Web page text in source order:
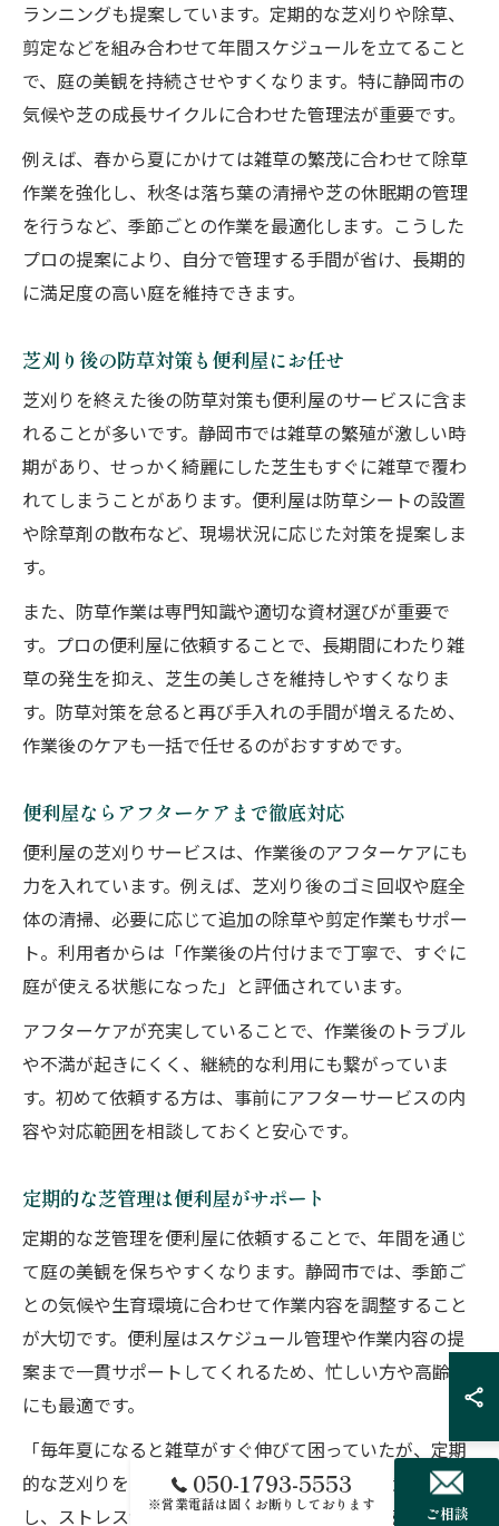
ランニングも提案しています。定期的な芝刈りや除草、
剪定などを組み合わせて年間スケジュールを立てること
で、庭の美観を持続させやすくなります。特に静岡市の
気候や芝の成長サイクルに合わせた管理法が重要です。
例えば、春から夏にかけては雑草の繁茂に合わせて除草
作業を強化し、秋冬は落ち葉の清掃や芝の休眠期の管理
を行うなど、季節ごとの作業を最適化します。こうした
プロの提案により、自分で管理する手間が省け、長期的
に満足度の高い庭を維持できます。
芝刈り後の防草対策も便利屋にお任せ
芝刈りを終えた後の防草対策も便利屋のサービスに含ま
れることが多いです。静岡市では雑草の繁殖が激しい時
期があり、せっかく綺麗にした芝生もすぐに雑草で覆わ
れてしまうことがあります。便利屋は防草シートの設置
や除草剤の散布など、現場状況に応じた対策を提案しま
す。
また、防草作業は専門知識や適切な資材選びが重要で
す。プロの便利屋に依頼することで、長期間にわたり雑
草の発生を抑え、芝生の美しさを維持しやすくなりま
す。防草対策を怠ると再び手入れの手間が増えるため、
作業後のケアも一括で任せるのがおすすめです。
便利屋ならアフターケアまで徹底対応
便利屋の芝刈りサービスは、作業後のアフターケアにも
力を入れています。例えば、芝刈り後のゴミ回収や庭全
体の清掃、必要に応じて追加の除草や剪定作業もサポー
ト。利用者からは「作業後の片付けまで丁寧で、すぐに
庭が使える状態になった」と評価されています。
アフターケアが充実していることで、作業後のトラブル
や不満が起きにくく、継続的な利用にも繋がっていま
す。初めて依頼する方は、事前にアフターサービスの内
容や対応範囲を相談しておくと安心です。
定期的な芝管理は便利屋がサポート
定期的な芝管理を便利屋に依頼することで、年間を通じ
て庭の美観を保ちやすくなります。静岡市では、季節ご
との気候や生育環境に合わせて作業内容を調整すること
が大切です。便利屋はスケジュール管理や作業内容の提
案まで一貫サポートしてくれるため、忙しい方や高齢者
にも最適です。
「毎年夏になると雑草がすぐ伸びて困っていたが、定期
的な芝刈りをお願いするようになってからは状態が安定
し、ストレスが減った」という声もあり、継続利用によ
050-1793-5553
※営業電話は固くお断りしております ご相談